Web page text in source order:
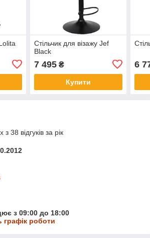
Стільчик для візажу Jef
Black
7 495₴
Купити
6
38 відгуків за рік
з 09:00 до 18:00
графік роботи